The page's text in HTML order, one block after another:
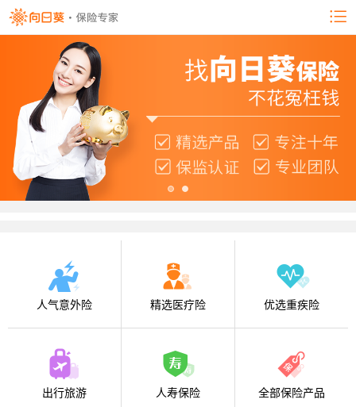
人气意外险 精选医疗险 优选重疾险
出行旅游 人寿保险 全部保险产品